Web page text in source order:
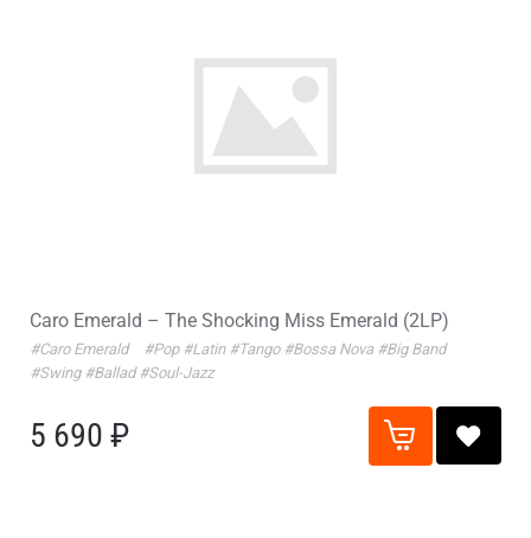
Caro Emerald – The Shocking Miss Emerald (2LP)
#Caro Emerald #Pop #Latin #Tango #Bossa Nova #Big Band
#Swing #Ballad #Soul-Jazz
5 690 ₽